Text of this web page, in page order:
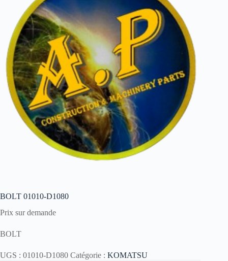
BOLT 01010-D1080
Prix sur demande
BOLT
UGS : 01010-D1080 Catégorie : KOMATSU